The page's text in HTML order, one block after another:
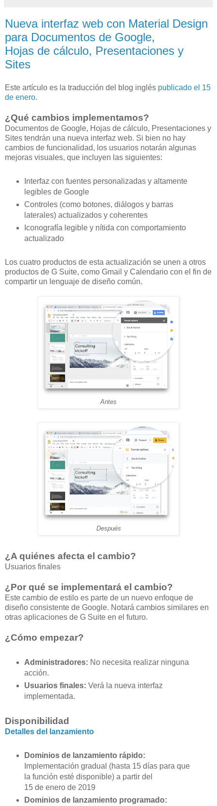
Nueva interfaz web con Material Design
para Documentos de Google,
Hojas de cálculo, Presentaciones y
Sites
Este artículo es la traducción del blog inglés publicado el 15
de enero.
¿Qué cambios implementamos?
Documentos de Google, Hojas de cálculo, Presentaciones y
Sites tendrán una nueva interfaz web. Si bien no hay
cambios de funcionalidad, los usuarios notarán algunas
mejoras visuales, que incluyen las siguientes:
Interfaz con fuentes personalizadas y altamente
legibles de Google
Controles (como botones, diálogos y barras
laterales) actualizados y coherentes
Iconografía legible y nítida con comportamiento
actualizado
Los cuatro productos de esta actualización se unen a otros
productos de G Suite, como Gmail y Calendario con el fin de
compartir un lenguaje de diseño común.
Antes
Después
¿A quiénes afecta el cambio?
Usuarios finales
¿Por qué se implementará el cambio?
Este cambio de estilo es parte de un nuevo enfoque de
diseño consistente de Google. Notará cambios similares en
otras aplicaciones de G Suite en el futuro.
¿Cómo empezar?
Administradores: No necesita realizar ninguna
acción.
Usuarios finales: Verá la nueva interfaz
implementada.
Disponibilidad
Detalles del lanzamiento
Dominios de lanzamiento rápido:
Implementación gradual (hasta 15 días para que
la función esté disponible) a partir del
15 de enero de 2019
Dominios de lanzamiento programado: